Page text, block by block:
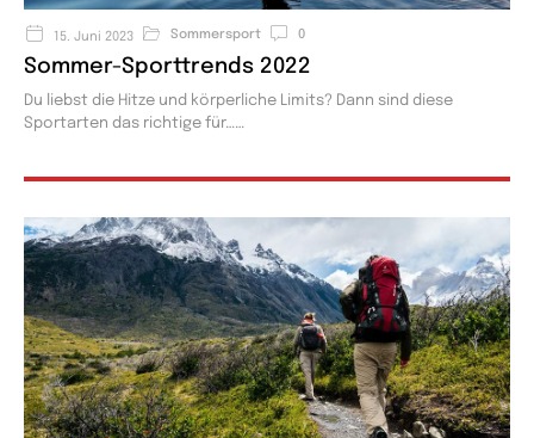
15. Juni 2023 Sommersport 0
Sommer-Sporttrends 2022​
Du liebst die Hitze und körperliche Limits? Dann sind diese
Sportarten das richtige für…